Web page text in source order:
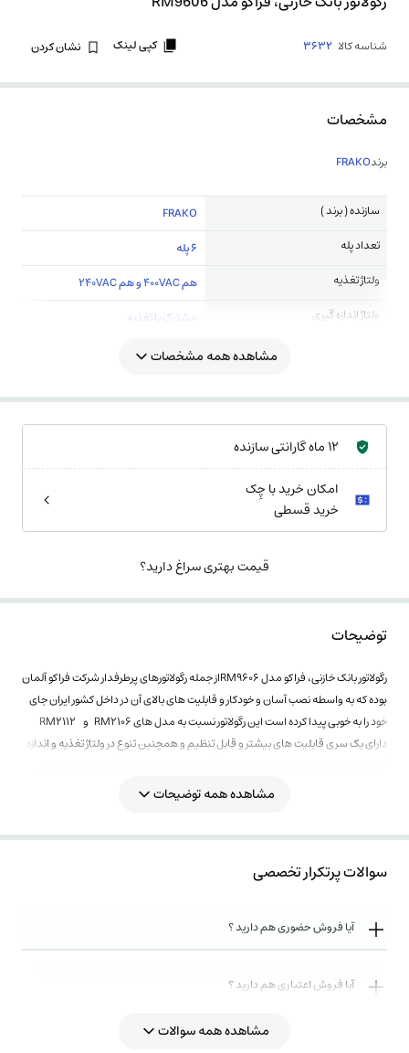
شناسه کالا 3632 کپی لینک نشان کردن
مشخصات
برندFRAKO
سازنده ( برند )
FRAKO
تعداد پله
6 پله
ولتاژ تغذیه
هم 400VAC و هم 240VAC
ولتاژ اندازه گیری
مشترک با تغذیه
مشاهده همه مشخصات
12 ماه گارانتی سازنده
امکان خرید با چِک
خرید قسطی
قیمت بهتری سراغ دارید؟
توضیحات
رگولاتور بانک خازنی، فراکو مدل RM9606از جمله رگولاتورهای پرطرفدار شرکت فراکو آلمان
بوده که به واسطه نصب آسان و خودکار و قابلیت های بالای آن در داخل کشور ایران جای
دارای یک سری قابلیت های بیشتر و قابل تنظیم و همچنین تنوع در ولتاژ تغذیه و اندازه
پیشنهاد میشود حتما دستورالعمل و کاتالوگ مربوطه را مطالعه فرمایید
سازندگان برجسته رگولاتورهای میکروپرسسوری نیز می باشد که محصولات آن در کشور
از نصب و راه اندازی کاتالوگ و دستور العمل محصول را مطالعه فرمایید.
لینک دانلود كاتالوگ فارسی رگولاتور فراكو RM9606
مشاهده همه توضیحات
سوالات پرتکرار تخصصی
آیا فروش حضوری هم دارید ؟
آیا فروش اعتباری هم دارید ؟
روش های ارسال کالا به چه صورت میباشد ؟
مشاهده همه سوالات